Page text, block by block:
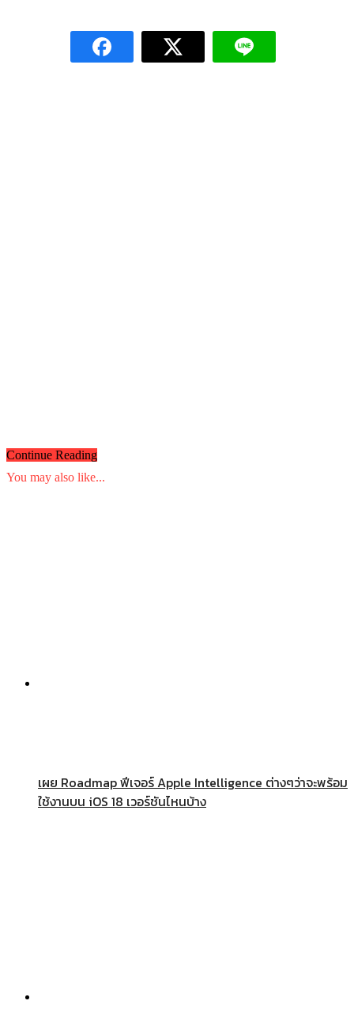
Continue Reading
You may also like...
เผย Roadmap ฟีเจอร์ Apple Intelligence ต่างๆว่าจะพร้อม
ใช้งานบน iOS 18 เวอร์ชันไหนบ้าง